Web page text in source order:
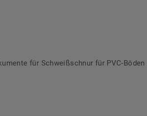
für Schweißschnur für PVC-Böden